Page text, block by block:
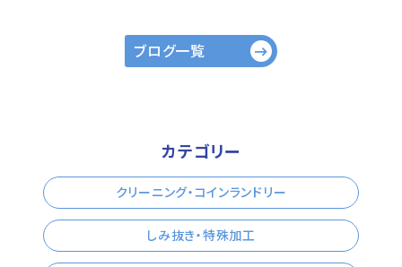
ブログ一覧
カテゴリー
クリーニング・コインランドリー
しみ抜き・特殊加工